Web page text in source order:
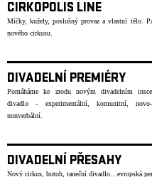
CIRKOPOLIS LINE
Míčky, kužely, poslušný provaz a vlastní tělo.
nového cirkusu.
DIVADELNÍ PREMIÉRY
Pomáháme ke zrodu novým divadelním
divadlo - experimentální, komunitní, novo-
nonverbální.
DIVADELNÍ PŘESAHY
Nový cirkus, butoh, taneční divadlo…evropská